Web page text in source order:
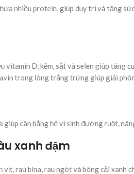
nhiều protein, giúp duy trì và tăng
vitamin D, kẽm, sắt và selen giúp tăng
trong lòng trắng trứng giúp giải
cân bằng hệ vi sinh đường ruột,
xanh đậm
vịt, rau bina, rau ngót và bông cải xanh